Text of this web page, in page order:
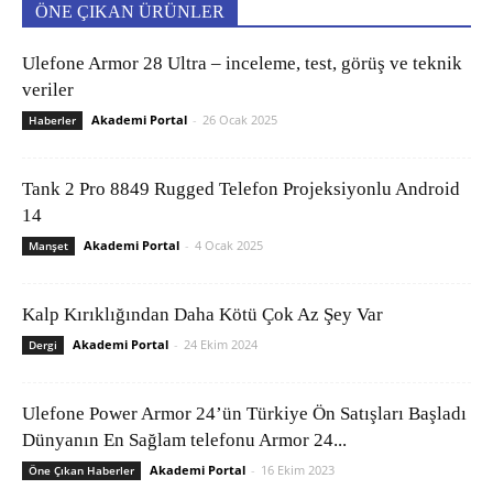
ÖNE ÇIKAN ÜRÜNLER
Ulefone Armor 28 Ultra – inceleme, test, görüş ve teknik
veriler
Haberler Akademi Portal - 26 Ocak 2025
Tank 2 Pro 8849 Rugged Telefon Projeksiyonlu Android
14
Manşet Akademi Portal - 4 Ocak 2025
Kalp Kırıklığından Daha Kötü Çok Az Şey Var
Dergi Akademi Portal - 24 Ekim 2024
Ulefone Power Armor 24’ün Türkiye Ön Satışları Başladı
Dünyanın En Sağlam telefonu Armor 24...
Öne Çıkan Haberler Akademi Portal - 16 Ekim 2023